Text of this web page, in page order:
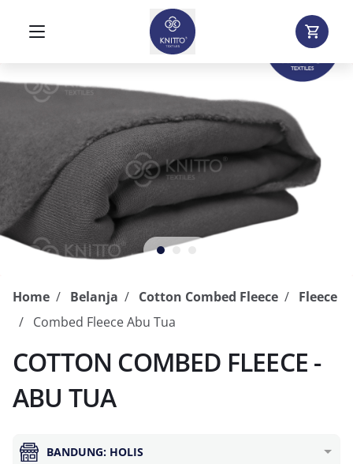
Home Belanja Cotton Combed Fleece
Fleece
Combed Fleece Abu Tua
COTTON COMBED FLEECE -
ABU TUA
BANDUNG: HOLIS